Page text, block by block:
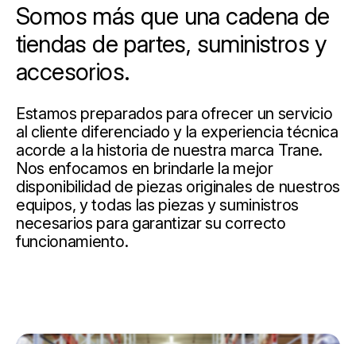
Somos más que una cadena de
tiendas de partes, suministros y
accesorios.
Estamos preparados para ofrecer un servicio
al cliente diferenciado y la experiencia técnica
acorde a la historia de nuestra marca Trane.
Nos enfocamos en brindarle la mejor
disponibilidad de piezas originales de nuestros
equipos, y todas las piezas y suministros
necesarios para garantizar su correcto
funcionamiento.